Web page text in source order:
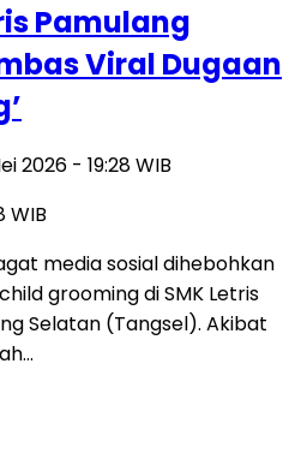
Pamulang
Viral Dugaan
2026 - 19:28 WIB
WIB
media sosial dihebohkan
grooming di SMK Letris
Selatan (Tangsel). Akibat